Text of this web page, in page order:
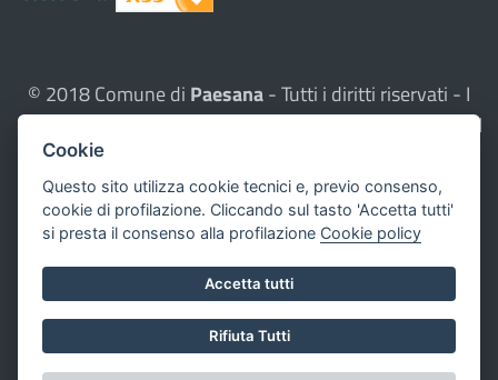
© 2018 Comune di Paesana- Tutti i diritti riservati - I
contenuti del sito, testi e immagini sono di proprietà del
Comune - CMS:
Questo sito utilizza, nella versione per UTENTI CON
DISLESSIA,Biancoenero ®, una font italiana ad Alta
Leggibilità.
Valuta questo sito
Dichiarazione di accessibilità
redatta il 00.00.0000
Cookie
Questo sito utilizza cookie tecnici e, previo consenso,
cookie di profilazione. Cliccando sul tasto 'Accetta tutti'
si presta il consenso alla profilazione Cookie policy
Accetta tutti
Rifiuta Tutti